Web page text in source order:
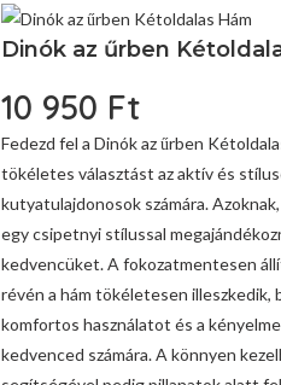
Dinók az űrben
10 950 Ft
Fedezd fel a Dinók az űrben
tökéletes választást az aktív és
kutyatulajdonosok számára.
egy csipetnyi stílussal
kedvencüket. A fokozatmentesen
révén a hám tökéletesen illeszkedik,
komfortos használatot és a
kedvenced számára. A könnyen